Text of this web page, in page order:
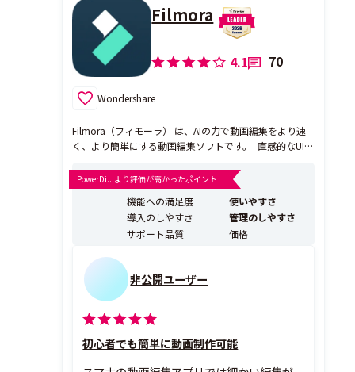
Filmora
4.1 70
Wondershare
Filmora（フィモーラ） は、AIの力で動画編集をより速
く、より簡単にする動画編集ソフトです。 直感的なUIと
せ、プロレベルの動画制作を実現します。 基本編集から
高度な映像表現まで対応する多彩な編集機能と、豊富な
テンプレート・素材ライブラリを搭載。 さらにAI...
PowerDi...より評価が高かったポイント
機能への満足度
使いやすさ
導入のしやすさ
管理のしやすさ
サポート品質
価格
非公開ユーザー
初心者でも簡単に動画制作可能